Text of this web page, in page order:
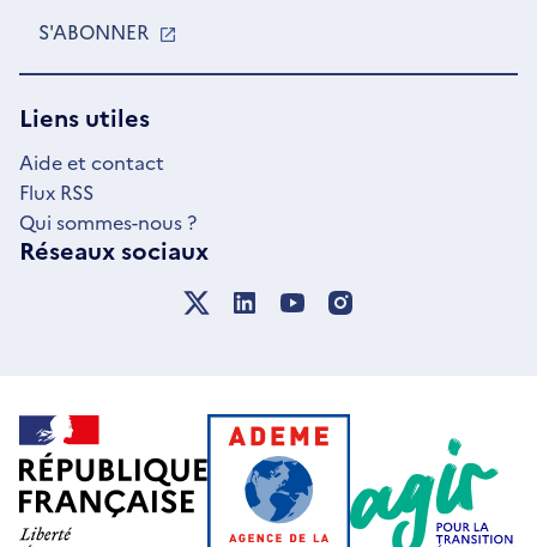
S'ABONNER
UNE
Liens utiles
Aide et contact
Flux RSS
Qui sommes-nous ?
Réseaux sociaux